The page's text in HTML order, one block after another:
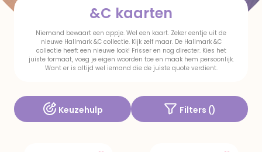
&C kaarten
Niemand bewaart een appje. Wel een kaart. Zeker eentje uit de
nieuwe Hallmark &C collectie. Kijk zelf maar. De Hallmark &C
collectie heeft een nieuwe look! Frisser en nog directer. Kies het
juiste formaat, voeg je eigen woorden toe en maak hem persoonlijk.
Want er is altijd wel iemand die de juiste quote verdient.
Keuzehulp Filters ()